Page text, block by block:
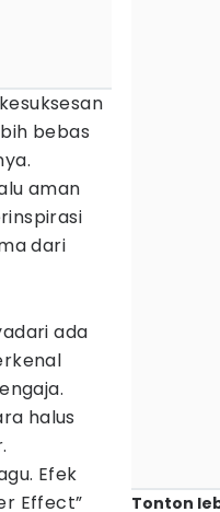
bebas
aman
dari
ada
halus
Efek
Effect”
Tonton